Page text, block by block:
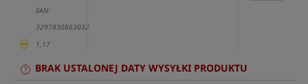
EAN:
3297830663032
1,17
BRAK USTALONEJ DATY WYSYŁKI PRODUKTU